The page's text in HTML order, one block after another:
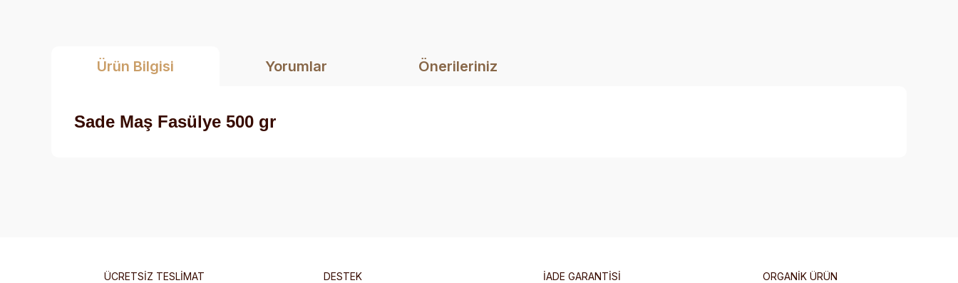
Ürün Bilgisi Yorumlar Önerileriniz
Sade Maş Fasülye 500 gr
Ürün bilgilerinde hatalar bulunuyor.
ÜCRETSİZ TESLİMAT DESTEK İADE GARANTİSİ ORGANİK ÜRÜN